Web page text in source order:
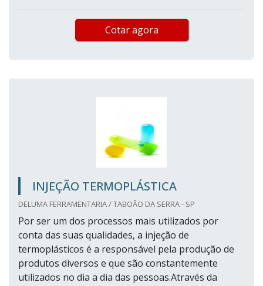
Cotar agora
INJEÇÃO TERMOPLÁSTICA
DELUMA FERRAMENTARIA / TABOÃO DA SERRA - SP
Por ser um dos processos mais utilizados por
conta das suas qualidades, a injeção de
termoplásticos é a responsável pela produção de
produtos diversos e que são constantemente
utilizados no dia a dia das pessoas.Através da